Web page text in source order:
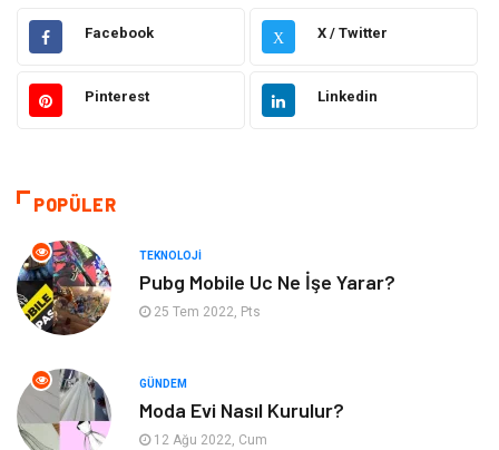
Eğitim Hukuk
Ulaşım ve Taşımacılık Yapı İnşaat
Tekstil
Bilgisayar ve Yazılım
Alışveriş
Maden ve Metal
Güzellik & Bakım Tatil
Facebook X X / Twitter
Pinterest Linkedin
POPÜLER
TEKNOLOJI
Pubg Mobile Uc Ne İşe Yarar?
25 Tem 2022, Pts
GÜNDEM
Moda Evi Nasıl Kurulur?
12 Ağu 2022, Cum